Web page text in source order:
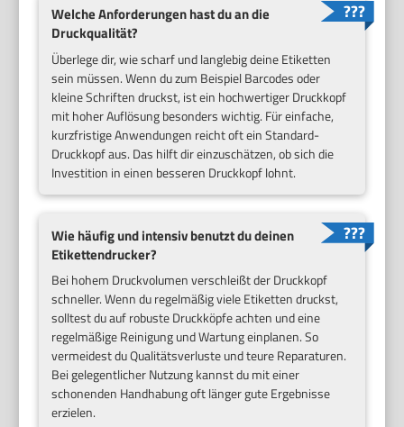
Welche Anforderungen hast du an die
Druckqualität?
Überlege dir, wie scharf und langlebig deine Etiketten
sein müssen. Wenn du zum Beispiel Barcodes oder
kleine Schriften druckst, ist ein hochwertiger Druckkopf
mit hoher Auflösung besonders wichtig. Für einfache,
kurzfristige Anwendungen reicht oft ein Standard-
Druckkopf aus. Das hilft dir einzuschätzen, ob sich die
Investition in einen besseren Druckkopf lohnt.
Wie häufig und intensiv benutzt du deinen
Etikettendrucker?
Bei hohem Druckvolumen verschleißt der Druckkopf
schneller. Wenn du regelmäßig viele Etiketten druckst,
solltest du auf robuste Druckköpfe achten und eine
regelmäßige Reinigung und Wartung einplanen. So
vermeidest du Qualitätsverluste und teure Reparaturen.
Bei gelegentlicher Nutzung kannst du mit einer
schonenden Handhabung oft länger gute Ergebnisse
erzielen.